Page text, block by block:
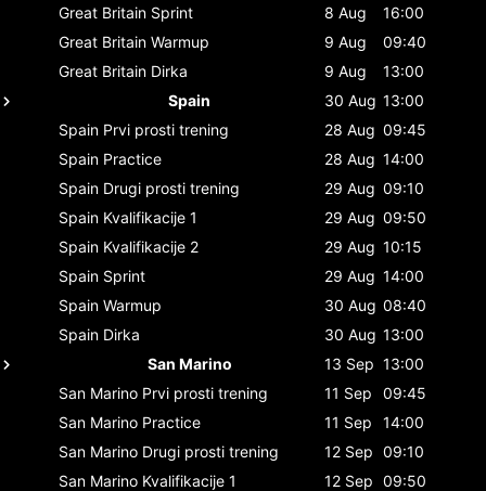
Great Britain Sprint 8 Aug
16:00
Great Britain Warmup 9 Aug
09:40
Great Britain Dirka 9 Aug
13:00
Spain
30 Aug 13:00
Spain Prvi prosti trening 28 Aug 09:45
Spain Practice 28 Aug 14:00
Spain Drugi prosti trening 29 Aug 09:10
Spain Kvalifikacije 1 29 Aug 09:50
Spain Kvalifikacije 2 29 Aug 10:15
Spain Sprint 29 Aug 14:00
Spain Warmup 30 Aug 08:40
Spain Dirka 30 Aug 13:00
San Marino
13 Sep 13:00
San Marino Prvi prosti trening 11 Sep
09:45
San Marino Practice 11 Sep
14:00
San Marino Drugi prosti trening 12 Sep 09:10
San Marino Kvalifikacije 1 12 Sep 09:50